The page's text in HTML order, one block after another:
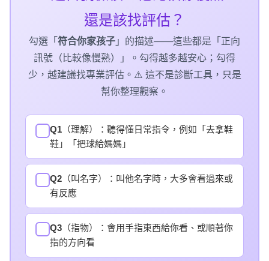
還是該找評估？
勾選「 符合你家孩子 」的描述——這些都是「正向
訊號（比較像慢熟）」。勾得越多越安心；勾得
少，越建議找專業評估。⚠️ 這不是診斷工具，只是
幫你整理觀察。
Q1 （理解）：聽得懂日常指令，例如「去拿鞋
鞋」「把球給媽媽」
Q2 （叫名字）：叫他名字時，大多會看過來或
有反應
Q3 （指物）：會用手指東西給你看、或順著你
指的方向看